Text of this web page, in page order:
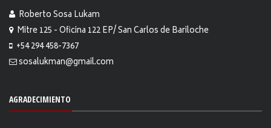
Roberto Sosa Lukam
Mitre 125 - Oficina 122 EP/ San Carlos de Bariloche
+54 294 458-7367
sosalukman@gmail.com
AGRADECIMIENTO